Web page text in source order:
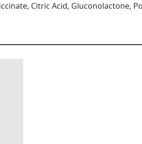
Citric Acid, Gluconolactone,